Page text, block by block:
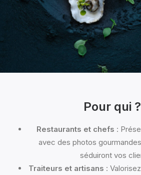
Pour qui ?
Restaurants et chefs :
avec des photos
séduiront vos
Traiteurs et artisans :